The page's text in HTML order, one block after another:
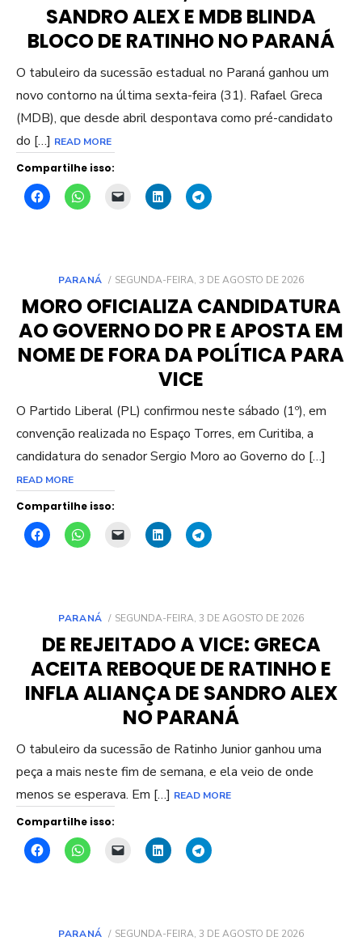
SANDRO ALEX E MDB BLINDA
BLOCO DE RATINHO NO PARANÁ
O tabuleiro da sucessão estadual no Paraná ganhou um
novo contorno na última sexta-feira (31). Rafael Greca
(MDB), que desde abril despontava como pré-candidato
do […] READ MORE
Compartilhe isso:
PARANÁ
POSTED
SEGUNDA-FEIRA, 3 DE AGOSTO DE 2026
MORO OFICIALIZA CANDIDATURA
AO GOVERNO DO PR E APOSTA EM
NOME DE FORA DA POLÍTICA PARA
VICE
O Partido Liberal (PL) confirmou neste sábado (1º), em
convenção realizada no Espaço Torres, em Curitiba, a
candidatura do senador Sergio Moro ao Governo do […]
READ MORE
Compartilhe isso:
PARANÁ
POSTED
SEGUNDA-FEIRA, 3 DE AGOSTO DE 2026
DE REJEITADO A VICE: GRECA
ACEITA REBOQUE DE RATINHO E
INFLA ALIANÇA DE SANDRO ALEX
NO PARANÁ
O tabuleiro da sucessão de Ratinho Junior ganhou uma
peça a mais neste fim de semana, e ela veio de onde
menos se esperava. Em […] READ MORE
Compartilhe isso:
PARANÁ
POSTED
SEGUNDA-FEIRA, 3 DE AGOSTO DE 2026